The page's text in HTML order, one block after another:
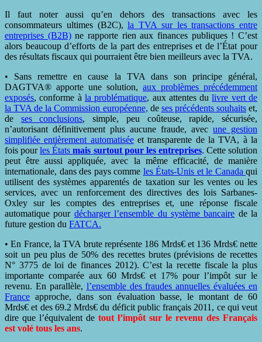
Il faut noter aussi qu’en dehors des transactions avec les
consommateurs ultimes (B2C),la TVA sur les transactions entre
entreprises (B2B)ne rapporte rien aux finances publiques ! C’est
alors beaucoup d’efforts de la part des entreprises et de l’État pour
des résultats fiscaux qui pourraient être bien meilleurs avec la TVA.
• Sans remettre en cause la TVA dans son principe général,
DAGTVA® apporte une solution, aux problèmes précédemment
exposés, conforme à la problématique, aux attentes dulivre vert de
la TVA de la Commission européenne, de ses précédents souhaitset,
de ses conclusions, simple, peu coûteuse, rapide, sécurisée,
n’autorisant définitivement plus aucune fraude, avec une gestion
simplifiée entièrement automatiséeet transparente de la TVA, à la
fois pourles Étatsmais surtout pour les entreprises. Cette solution
peut être aussi appliquée, avec la même efficacité, de manière
internationale, dans des pays comme les États-Unis et le Canada qui
utilisent des systèmes apparentés de taxation sur les ventes ou les
services, avec un renforcement des directives des lois Sarbanes-
Oxley sur les comptes des entreprises et, une réponse fiscale
automatique pour décharger l’ensemble du système bancaire de la
future gestion du FATCA.
• En France, la TVA brute représente 186 Mrds€ et 136 Mrds€ nette
soit un peu plus de 50% des recettes brutes (prévisions de recettes
N° 3775 de loi de finances 2012). C’est la recette fiscale la plus
importante comparée aux 60 Mrds€ et 17% pour l’impôt sur le
revenu. En parallèle, l’ensemble des fraudes annuelles évaluées en
France approche, dans son évaluation basse, le montant de 60
Mrds€ et des 69.2 Mrds€ du déficit public français 2011, ce qui veut
dire que l’équivalent de tout l’impôt sur le revenu des Français
est volé tous les ans.